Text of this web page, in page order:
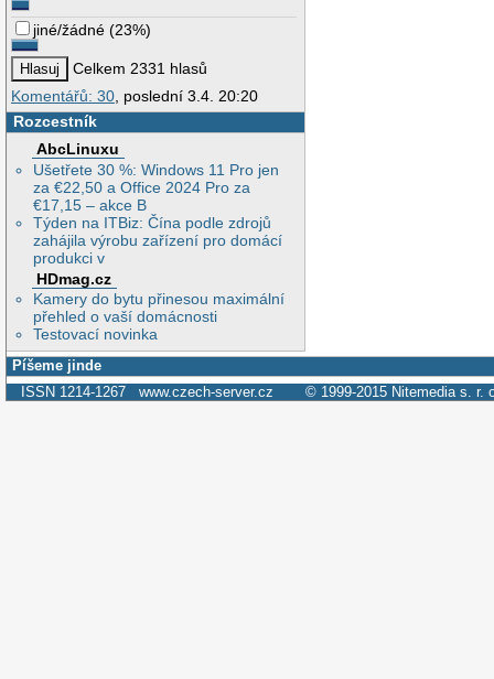
jiné/žádné (23%)
Celkem 2331 hlasů
Komentářů: 30, poslední 3.4. 20:20
Rozcestník
AbcLinuxu
Ušetřete 30 %: Windows 11 Pro jen
za €22,50 a Office 2024 Pro za
€17,15 – akce B
Týden na ITBiz: Čína podle zdrojů
zahájila výrobu zařízení pro domácí
produkci v
HDmag.cz
Kamery do bytu přinesou maximální
přehled o vaší domácnosti
Testovací novinka
Píšeme jinde
ISSN 1214-1267 www.czech-server.cz © 1999-2015 Nitemedia s. r.